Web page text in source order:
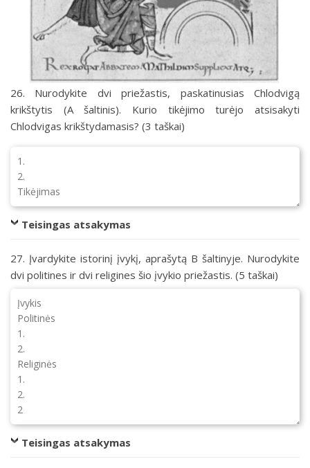
26. Nurodykite dvi priežastis, paskatinusias Chlodvigą
krikštytis (A šaltinis). Kurio tikėjimo turėjo atsisakyti
Chlodvigas krikštydamasis? (3 taškai)
Teisingas atsakymas
27. Įvardykite istorinį įvykį, aprašytą B šaltinyje. Nurodykite
dvi politines ir dvi religines šio įvykio priežastis. (5 taškai)
Teisingas atsakymas